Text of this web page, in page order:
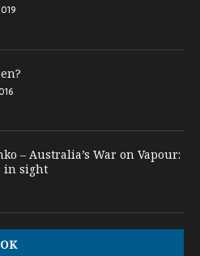
– Australia’s War on Vapour:
in sight